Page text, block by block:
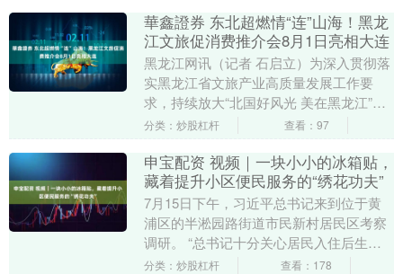
華鑫證券 东北超燃情“连”山海！黑龙
江文旅促消费推介会8月1日亮相大连
黑龙江网讯（记者 石启立）为深入贯彻落
实黑龙江省文旅产业高质量发展工作要
求，持续放大“北国好风光 美在黑龙江”品
牌影响力，扎实推进文旅市场振兴，由黑
分类：炒股杠杆 查看：97
申宝配资 视频｜一块小小的冰箱贴，
藏着提升小区便民服务的“绣花功夫”
7月15日下午，习近平总书记来到位于黄
浦区的半淞园路街道市民新村居民区考察
调研。 “总书记十分关心居民入住后生活
是否便利。”南房集团党委书记、董事长暴
分类：炒股杠杆 查看：178